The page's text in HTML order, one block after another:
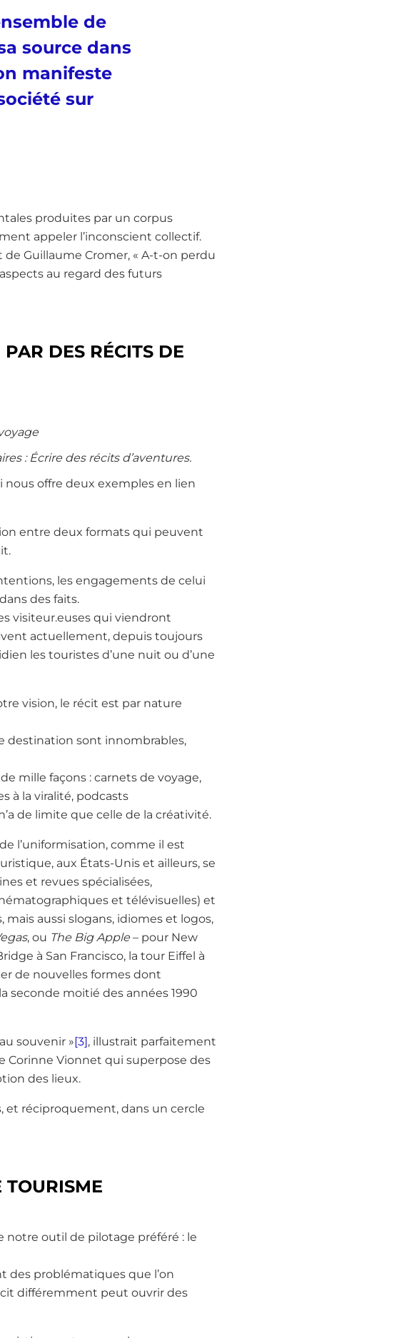
de
source dans
manifeste
sur
produites par un corpus
appeler l’inconscient collectif.
Guillaume Cromer, « A-t-on perdu
au regard des futurs
DES RÉCITS DE
: Écrire des récits d’aventures.
offre deux exemples en lien
entre deux formats qui peuvent
les engagements de celui
des faits.
visiteur.euses qui viendront
actuellement, depuis toujours
les touristes d’une nuit ou d’une
vision, le récit est par nature
destination sont innombrables,
mille façons : carnets de voyage,
à la viralité, podcasts
de limite que celle de la créativité.
l’uniformisation, comme il est
aux États-Unis et ailleurs, se
et revues spécialisées,
et télévisuelles) et
aussi slogans, idiomes et logos,
, ou The Big Apple – pour New
à San Francisco, la tour Eiffel à
de nouvelles formes dont
seconde moitié des années 1990
souvenir »[3], illustrait parfaitement
Corinne Vionnet qui superpose des
des lieux.
et réciproquement, dans un cercle
TOURISME
notre outil de pilotage préféré : le
des problématiques que l’on
différemment peut ouvrir des